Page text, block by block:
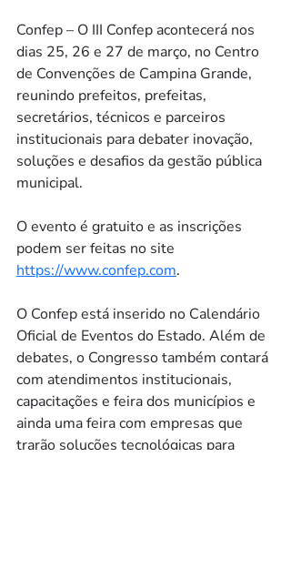
Confep – O III Confep acontecerá nos
dias 25, 26 e 27 de março, no Centro
de Convenções de Campina Grande,
reunindo prefeitos, prefeitas,
secretários, técnicos e parceiros
institucionais para debater inovação,
soluções e desafios da gestão pública
municipal.
O evento é gratuito e as inscrições
podem ser feitas no site
https://www.confep.com.
O Confep está inserido no Calendário
Oficial de Eventos do Estado. Além de
debates, o Congresso também contará
com atendimentos institucionais,
capacitações e feira dos municípios e
ainda uma feira com empresas que
trarão soluções tecnológicas para